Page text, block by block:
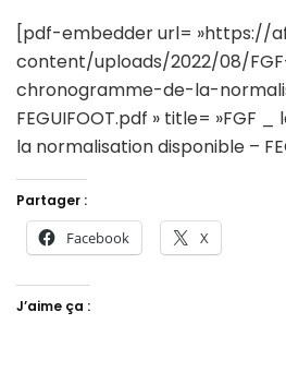
[pdf-embedder url= »https://
content/uploads/2022/08/
chronogramme-de-la-
FEGUIFOOT.pdf » title= »FGF
la normalisation disponible –
Partager :
Facebook X
J’aime ça :